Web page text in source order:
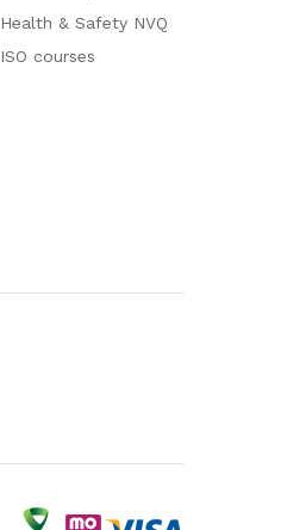
Health & Safety NVQ
ISO courses